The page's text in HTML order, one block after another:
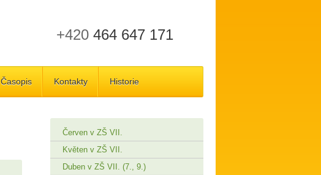
+420 464 647 171
Časopis Kontakty Historie
Červen v ZŠ VII.
Květen v ZŠ VII.
Duben v ZŠ VII. (7., 9.)